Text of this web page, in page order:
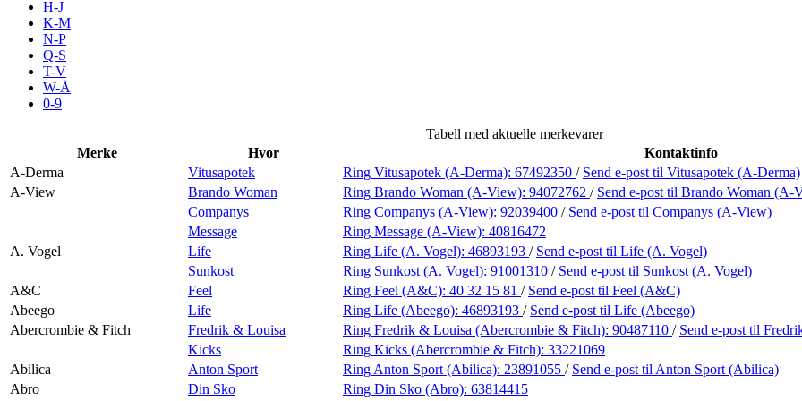
Inspirasjon
Praktisk informasjon
H-J
K-M
N-P
Q-S
T-V
W-Å
0-9
Tabell med aktuelle merkevarer
Merke
Hvor
Kontaktinfo
A-Derma
Vitusapotek Ring Vitusapotek (A-Derma): 67492350 / Send e-post til Vitusapotek (A-Derma)
A-View
Brando Woman Ring Brando Woman (A-View): 94072762 / Send e-post til Brando Woman (A-
Companys
Ring Companys (A-View): 92039400 / Send e-post til Companys (A-View)
Message
Ring Message (A-View): 40816472
A. Vogel
Life Ring Life (A. Vogel): 46893193 / Send e-post til Life (A. Vogel)
Sunkost
Ring Sunkost (A. Vogel): 91001310 / Send e-post til Sunkost (A. Vogel)
A&C
Feel Ring Feel (A&C): 40 32 15 81 / Send e-post til Feel (A&C)
Abeego
Life Ring Life (Abeego): 46893193 / Send e-post til Life (Abeego)
Abercrombie & Fitch
Fredrik & Louisa Ring Fredrik & Louisa (Abercrombie & Fitch): 90487110 / Send e-post til
Kicks
Ring Kicks (Abercrombie & Fitch): 33221069
Abilica
Anton Sport Ring Anton Sport (Abilica): 23891055 / Send e-post til Anton Sport (Abilica)
Abro
Din Sko Ring Din Sko (Abro): 63814415